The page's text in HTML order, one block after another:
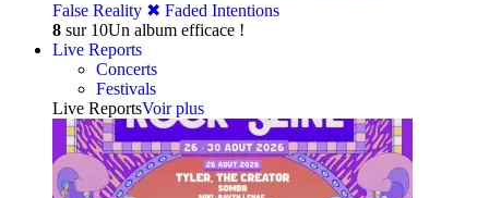
False Reality ✖︎ Faded Intentions
8 sur 10Un album efficace !
Live Reports
Concerts
Festivals
Live ReportsVoir plus